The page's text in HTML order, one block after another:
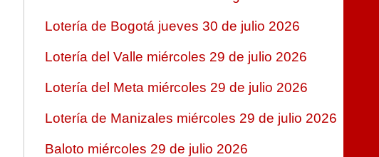
Lotería de Bogotá jueves 30 de julio 2026
Lotería del Valle miércoles 29 de julio 2026
Lotería del Meta miércoles 29 de julio 2026
Lotería de Manizales miércoles 29 de julio 2026
Baloto miércoles 29 de julio 2026